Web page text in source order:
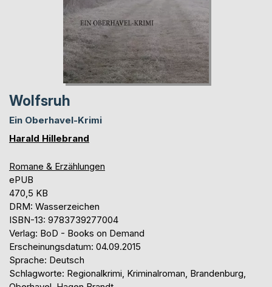
Wolfsruh
Ein Oberhavel-Krimi
Harald Hillebrand
Romane & Erzählungen
ePUB
470,5 KB
DRM: Wasserzeichen
ISBN-13: 9783739277004
Verlag: BoD - Books on Demand
Erscheinungsdatum: 04.09.2015
Sprache: Deutsch
Schlagworte: Regionalkrimi, Kriminalroman, Brandenburg,